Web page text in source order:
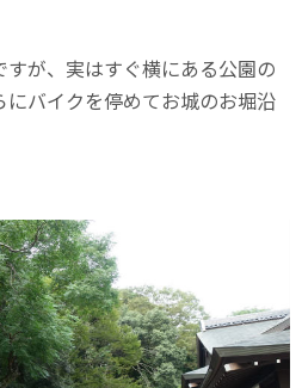
が、実はすぐ横にある公園の
バイクを停めてお城のお堀沿